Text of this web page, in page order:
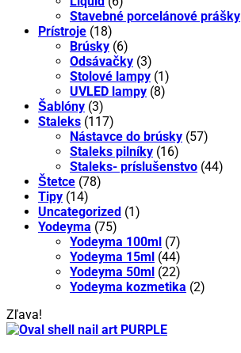
Stavebné porcelánové prášky
Prístroje (18)
Brúsky (6)
Odsávačky (3)
Stolové lampy (1)
UVLED lampy (8)
Šablóny (3)
Staleks (117)
Nástavce do brúsky (57)
Staleks pilníky (16)
Staleks- príslušenstvo (44)
Štetce (78)
Tipy (14)
Uncategorized (1)
Yodeyma (75)
Yodeyma 100ml (7)
Yodeyma 15ml (44)
Yodeyma 50ml (22)
Yodeyma kozmetika (2)
Zľava!